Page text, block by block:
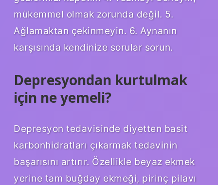
mükemmel olmak zorunda değil. 5.
Ağlamaktan çekinmeyin. 6. Aynanın
karşısında kendinize sorular sorun.
Depresyondan kurtulmak
için ne yemeli?
Depresyon tedavisinde diyetten basit
karbonhidratları çıkarmak tedavinin
başarısını artırır. Özellikle beyaz ekmek
yerine tam buğday ekmeği, pirinç pilavı